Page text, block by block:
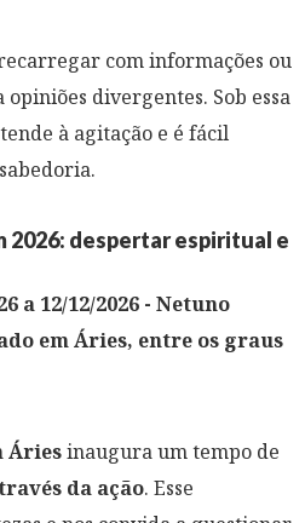
com informações ou
divergentes. Sob essa
à agitação e é fácil
despertar espiritual e
a 12/12/2026 - Netuno
em Áries, entre os graus
Áriesinaugura um tempo de
da ação. Esse